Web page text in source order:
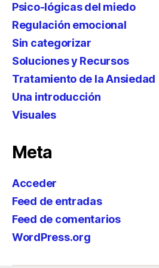
Psico-lógicas del miedo
Regulación emocional
Sin categorizar
Soluciones y Recursos
Tratamiento de la Ansiedad
Una introducción
Visuales
Meta
Acceder
Feed de entradas
Feed de comentarios
WordPress.org